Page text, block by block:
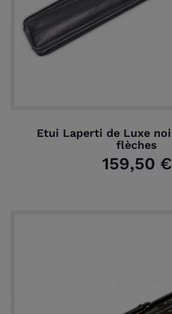
Etui Laperti de Luxe
flèches
159,50 €